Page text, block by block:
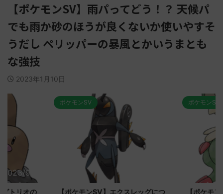
【ポケモンSV】雨パってどう！？ 天候パ
でも雨か砂のほうが良くないか使いやすそ
うだし ペリッパーの暴風とかいうまとも
な強技
2023年1月10日
2023/9/8
トリオの
ポケモンSV
【ポケモンSV】エクスレッグにつ
ポケモンSV
【ポケモ